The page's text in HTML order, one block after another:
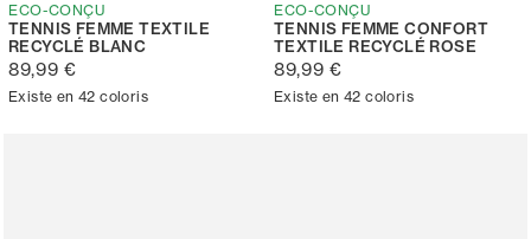
ECO-CONÇU
TENNIS FEMME TEXTILE
RECYCLÉ BLANC
89,99 €
Existe en 42 coloris
ECO-CONÇU
TENNIS FEMME CONFORT
TEXTILE RECYCLÉ ROSE
89,99 €
Existe en 42 coloris